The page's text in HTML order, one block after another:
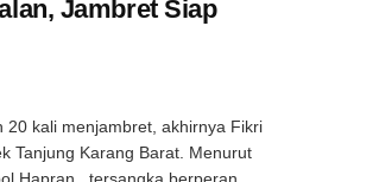
Jambret Siap
20 kali menjambret, akhirnya Fikri
Tanjung Karang Barat. Menurut